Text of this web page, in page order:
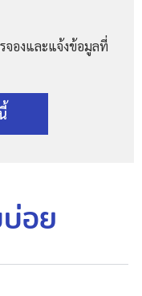
องและแจ้งข้อมูลที่
อย